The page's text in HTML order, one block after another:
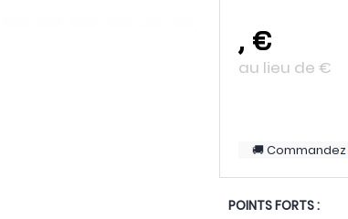
, €
au lieu de €
Commandez
POINTS FORTS :